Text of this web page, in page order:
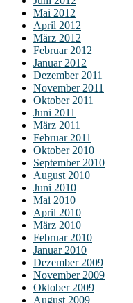
Mai 2012
April 2012
März 2012
Februar 2012
Januar 2012
Dezember 2011
November 2011
Oktober 2011
Juni 2011
März 2011
Februar 2011
Oktober 2010
September 2010
August 2010
Juni 2010
Mai 2010
April 2010
März 2010
Februar 2010
Januar 2010
Dezember 2009
November 2009
Oktober 2009
August 2009